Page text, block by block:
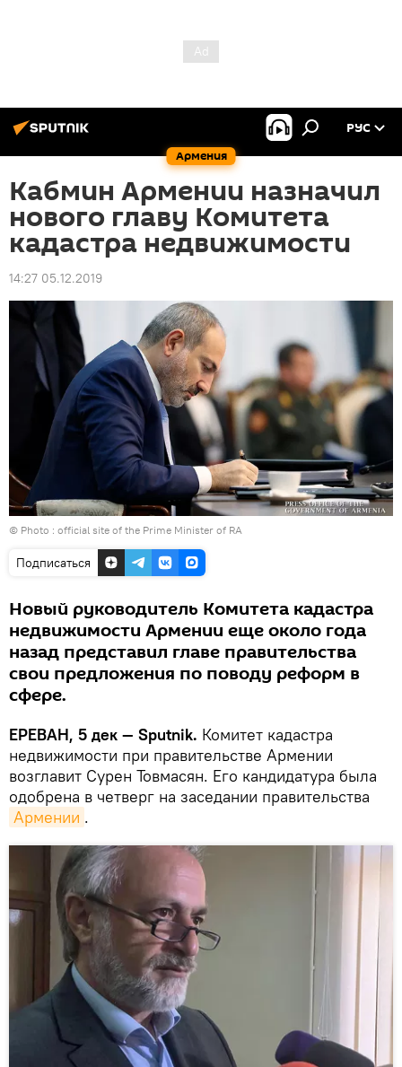
Армения
РУС
Кабмин Армении назначил
нового главу Комитета
кадастра недвижимости
14:27 05.12.2019
© Photo : official site of the Prime Minister of RA
Подписаться
Новый руководитель Комитета кадастра
недвижимости Армении еще около года
назад представил главе правительства
свои предложения по поводу реформ в
сфере.
ЕРЕВАН, 5 дек — Sputnik. Комитет кадастра
недвижимости при правительстве Армении
возглавит Сурен Товмасян. Его кандидатура была
одобрена в четверг на заседании правительства
Армении .